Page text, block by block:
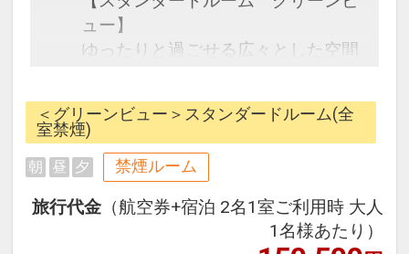
ュー】
ゆったりと過ごせる広々とした空間
※幼児（３歳～５歳）のお子様を対
象に幼児施設使用料を設定し、朝
食・昼食・夕食（おとなの方のお食
事バイキングと同席に限る）やお子
様用スリッパをご用意しておりま
＜グリーンビュー＞スタンダードルーム(全
室禁煙)
朝 昼 夕 禁煙ルーム
旅行代金 （航空券+宿泊 2名1室ご利用時 大人
1名様あたり）